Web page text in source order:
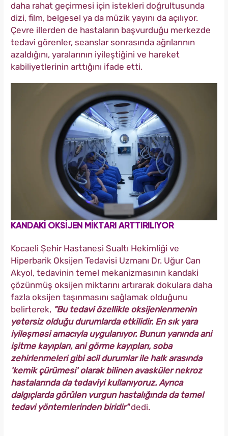
daha rahat geçirmesi için istekleri doğrultusunda
dizi, film, belgesel ya da müzik yayını da açılıyor.
Çevre illerden de hastaların başvurduğu merkezde
tedavi görenler, seanslar sonrasında ağrılarının
azaldığını, yaralarının iyileştiğini ve hareket
kabiliyetlerinin arttığını ifade etti.
KANDAKİ OKSİJEN MİKTARI ARTTIRILIYOR
Kocaeli Şehir Hastanesi Sualtı Hekimliği ve
Hiperbarik Oksijen Tedavisi Uzmanı Dr. Uğur Can
Akyol, tedavinin temel mekanizmasının kandaki
çözünmüş oksijen miktarını artırarak dokulara daha
fazla oksijen taşınmasını sağlamak olduğunu
belirterek, "Bu tedavi özellikle oksijenlenmenin
yetersiz olduğu durumlarda etkilidir. En sık yara
iyileşmesi amacıyla uygulanıyor. Bunun yanında ani
işitme kayıpları, ani görme kayıpları, soba
zehirlenmeleri gibi acil durumlar ile halk arasında
'kemik çürümesi' olarak bilinen avasküler nekroz
hastalarında da tedaviyi kullanıyoruz. Ayrıca
dalgıçlarda görülen vurgun hastalığında da temel
tedavi yöntemlerinden biridir"dedi.